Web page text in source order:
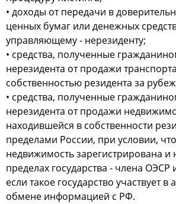
• доходы от передачи в
ценных бумаг или денежных
управляющему - нерезиденту;
• средства, полученные
нерезидента от продажи
собственностью резидента за
• средства, полученные
нерезидента от продажи
находившейся в собственности
пределами России, при условии,
недвижимость зарегистрирована и
пределах государства - члена
если такое государство участвует в
обмене информацией с РФ.